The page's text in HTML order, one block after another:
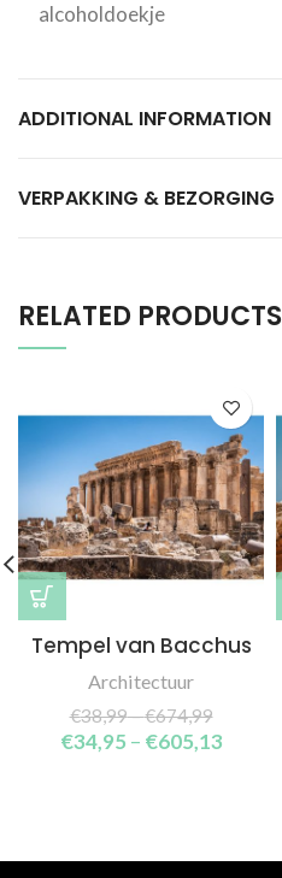
alcoholdoekje
ADDITIONAL INFORMATION
VERPAKKING & BEZORGING
RELATED PRODUCTS
Tempel van Bacchus
Architectuur
€38,99–€674,99
€34,95 – €605,13